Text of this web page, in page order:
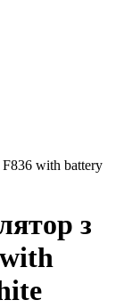
with battery
з